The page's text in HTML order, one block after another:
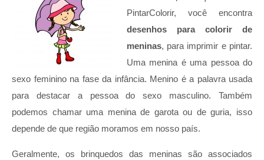
PintarColorir, você encontra
desenhos para colorir de
meninas, para imprimir e pintar.
Uma menina é uma pessoa do
sexo feminino na fase da infância. Menino é a palavra usada
para destacar a pessoa do sexo masculino. Também
podemos chamar uma menina de garota ou de guria, isso
depende de que região moramos em nosso país.
Geralmente, os brinquedos das meninas são associados